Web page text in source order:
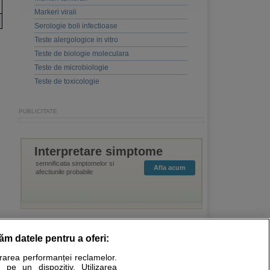
Markeri virali
Serologie boli infectioase
Teste alergologice in vitro
Teste de biologie moleculara
Teste de microbiologie
Teste de toxicologie
Interpretare simptome
semnificatia simptomelor si
afectiunile probabile
Afla acum
datele pentru a oferi:
performanței reclamelor.
pe un dispozitiv. Utilizarea